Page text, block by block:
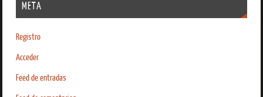
META
Registro
Acceder
Feed de entradas